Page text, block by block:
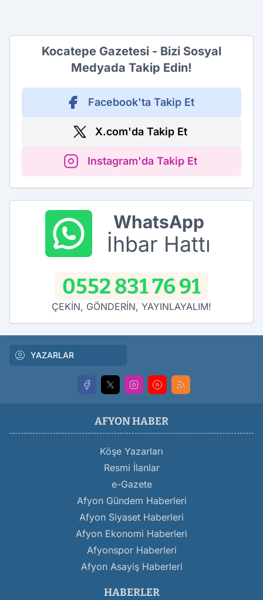
Kocatepe Gazetesi - Bizi Sosyal
Medyada Takip Edin!
Facebook'ta Takip Et
X.com'da Takip Et
Instagram'da Takip Et
WhatsApp
İhbar Hattı
0552 831 76 91
ÇEKİN, GÖNDERİN, YAYINLAYALIM!
YAZARLAR
AFYON HABER
Köşe Yazarları
Resmi İlanlar
e-Gazete
Afyon Gündem Haberleri
Afyon Siyaset Haberleri
Afyon Ekonomi Haberleri
Afyonspor Haberleri
Afyon Asayiş Haberleri
HABERLER